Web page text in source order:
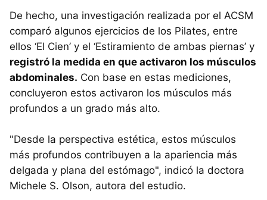
De hecho, una investigación realizada por el ACSM
comparó algunos ejercicios de los Pilates, entre
ellos ‘El Cien’ y el ‘Estiramiento de ambas piernas’ y
registró la medida en que activaron los músculos
abdominales. Con base en estas mediciones,
concluyeron estos activaron los músculos más
profundos a un grado más alto.
"Desde la perspectiva estética, estos músculos
más profundos contribuyen a la apariencia más
delgada y plana del estómago", indicó la doctora
Michele S. Olson, autora del estudio.